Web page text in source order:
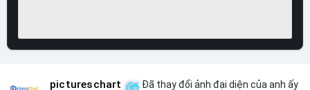
pictureschart Đã thay đổi ảnh đại diện của anh ấy